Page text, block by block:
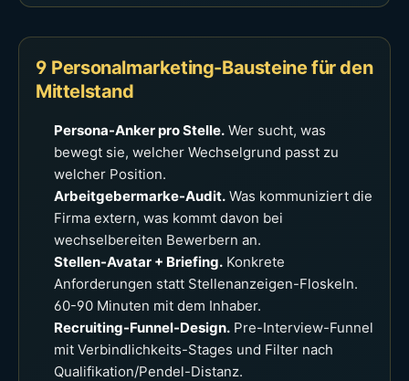
9 Personalmarketing-Bausteine für den
Mittelstand
Persona-Anker pro Stelle. Wer sucht, was
bewegt sie, welcher Wechselgrund passt zu
welcher Position.
Arbeitgebermarke-Audit. Was kommuniziert die
Firma extern, was kommt davon bei
wechselbereiten Bewerbern an.
Stellen-Avatar + Briefing. Konkrete
Anforderungen statt Stellenanzeigen-Floskeln.
60-90 Minuten mit dem Inhaber.
Recruiting-Funnel-Design. Pre-Interview-Funnel
mit Verbindlichkeits-Stages und Filter nach
Qualifikation/Pendel-Distanz.